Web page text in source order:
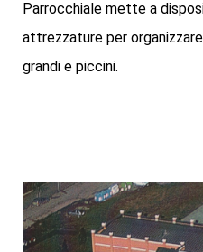
Parrocchiale mette a
attrezzature per
grandi e piccini.